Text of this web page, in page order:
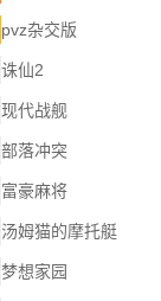
pvz杂交版
诛仙2
现代战舰
部落冲突
富豪麻将
汤姆猫的摩托艇
梦想家园